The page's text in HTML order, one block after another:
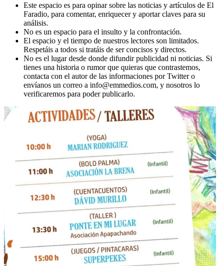
Este espacio es para opinar sobre las noticias y artículos de El
Faradio, para comentar, enriquecer y aportar claves para su
análisis.
No es un espacio para el insulto y la confrontación.
El espacio y el tiempo de nuestros lectores son limitados.
Respetáis a todos si tratáis de ser concisos y directos.
No es el lugar desde donde difundir publicidad ni noticias. Si
tienes una historia o rumor que quieras que contrastemos,
contacta con el autor de las informaciones por Twitter o
envíanos un correo a info@emmedios.com, y nosotros lo
verificaremos para poder publicarlo.